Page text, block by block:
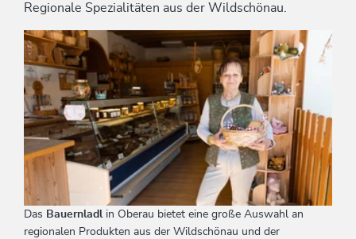
Regionale Spezialitäten aus der Wildschönau.
Das Bauernladl in Oberau bietet eine große Auswahl an
regionalen Produkten aus der Wildschönau und der